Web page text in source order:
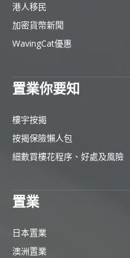
港人移民
加密貨幣新聞
WavingCat優惠
置業你要知
樓宇按揭
按揭保險懶人包
細數買樓花程序、好處及風險
置業
日本置業
澳洲置業